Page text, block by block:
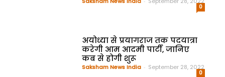
0
अयोध्या से प्रयागराज तक पदयात्रा
करेगी आम आदमी पार्टी, जानिए
कब से होगी शुरू
Saksham News India - September 28, 2022
0